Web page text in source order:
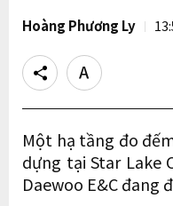
Hoàng Phương Ly
Share
Text
size
Một hạ tầng đo
dựng tại Star Lake
Daewoo E&C đang